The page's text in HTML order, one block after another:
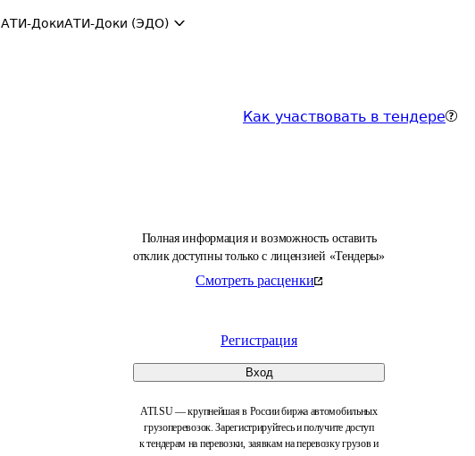
АТИ-ДокиАТИ-Доки (ЭДО)
Как участвовать в тендере
Полная информация и возможность оставить
отклик доступны только с лицензией «Тендеры»
Смотреть расценки
Регистрация
Вход
ATI.SU — крупнейшая в России биржа автомобильных
грузоперевозок. Зарегистрируйтесь и получите доступ
к тендерам на перевозки, заявкам на перевозку грузов и